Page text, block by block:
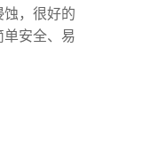
，很好的
安全、易